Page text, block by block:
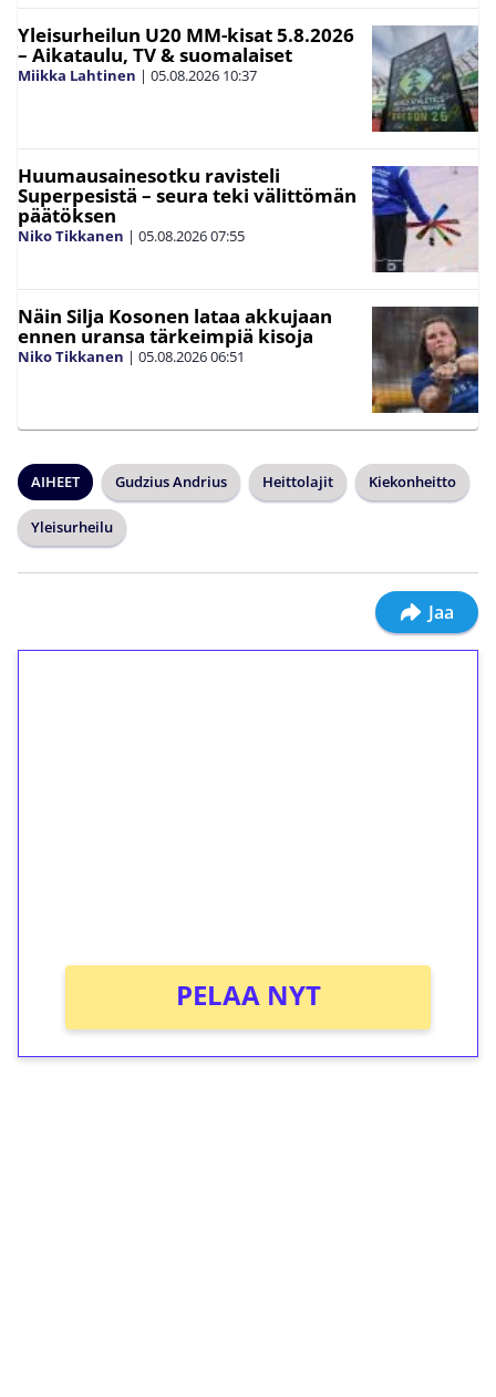
Yleisurheilun U20 MM-kisat 5.8.2026
– Aikataulu, TV & suomalaiset
Miikka Lahtinen | 05.08.2026 10:37
Huumausainesotku ravisteli
Superpesistä – seura teki välittömän
päätöksen
Niko Tikkanen | 05.08.202607:55
Näin Silja Kosonen lataa akkujaan
ennen uransa tärkeimpiä kisoja
Niko Tikkanen | 05.08.202606:51
AIHEET Gudzius Andrius Heittolajit Kiekonheitto
Yleisurheilu
Jaa
PELAA NYT